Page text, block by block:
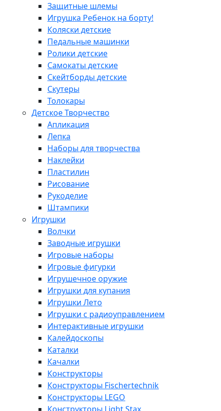
Защитные шлемы
Игрушка Ребенок на борту!
Коляски детские
Педальные машинки
Ролики детские
Самокаты детские
Скейтборды детские
Скутеры
Толокары
Детское Творчество
Апликация
Лепка
Наборы для творчества
Наклейки
Пластилин
Рисование
Рукоделие
Штампики
Игрушки
Волчки
Заводные игрушки
Игровые наборы
Игровые фигурки
Игрушечное оружие
Игрушки для купания
Игрушки Лето
Игрушки с радиоуправлением
Интерактивные игрушки
Калейдоскопы
Каталки
Качалки
Конструкторы
Конструкторы Fisсhertechnik
Конструкторы LEGO